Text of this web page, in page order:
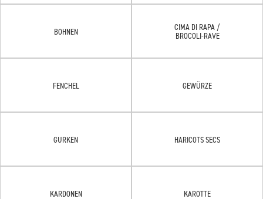
BOHNEN
CIMA DI RAPA /
BROCOLI-RAVE
FENCHEL GEWÜRZE
GURKEN HARICOTS SECS
KARDONEN KAROTTE